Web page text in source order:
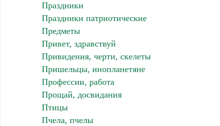
Праздники
Праздники патриотические
Предметы
Привет, здравствуй
Привидения, черти, скелеты
Пришельцы, инопланетяне
Профессии, работа
Прощай, досвидания
Птицы
Пчела, пчелы